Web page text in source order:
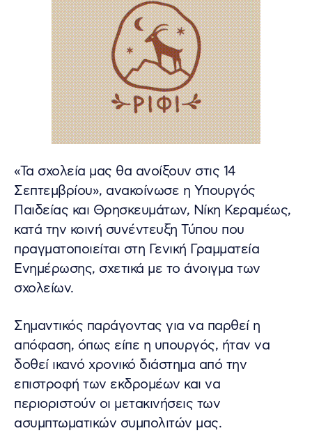
«Τα σχολεία μας θα ανοίξουν στις 14
Σεπτεμβρίου», ανακοίνωσε η Υπουργός
Παιδείας και Θρησκευμάτων, Νίκη Κεραμέως,
κατά την κοινή συνέντευξη Τύπου που
πραγματοποιείται στη Γενική Γραμματεία
Ενημέρωσης, σχετικά με το άνοιγμα των
σχολείων.
Σημαντικός παράγοντας για να παρθεί η
απόφαση, όπως είπε η υπουργός, ήταν να
δοθεί ικανό χρονικό διάστημα από την
επιστροφή των εκδρομέων και να
περιοριστούν οι μετακινήσεις των
ασυμπτωματικών συμπολιτών μας.